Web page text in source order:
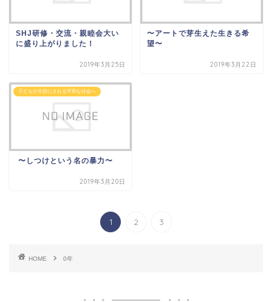
SHJ研修・交流・親睦会大い
に盛り上がりました！
2019年3月25日
〜アートで芽生えた生きる希
望〜
2019年3月22日
子どもが大切にされる平和な社会へ
〜しつけという名の暴力〜
2019年3月20日
1 2 3
HOME 0年